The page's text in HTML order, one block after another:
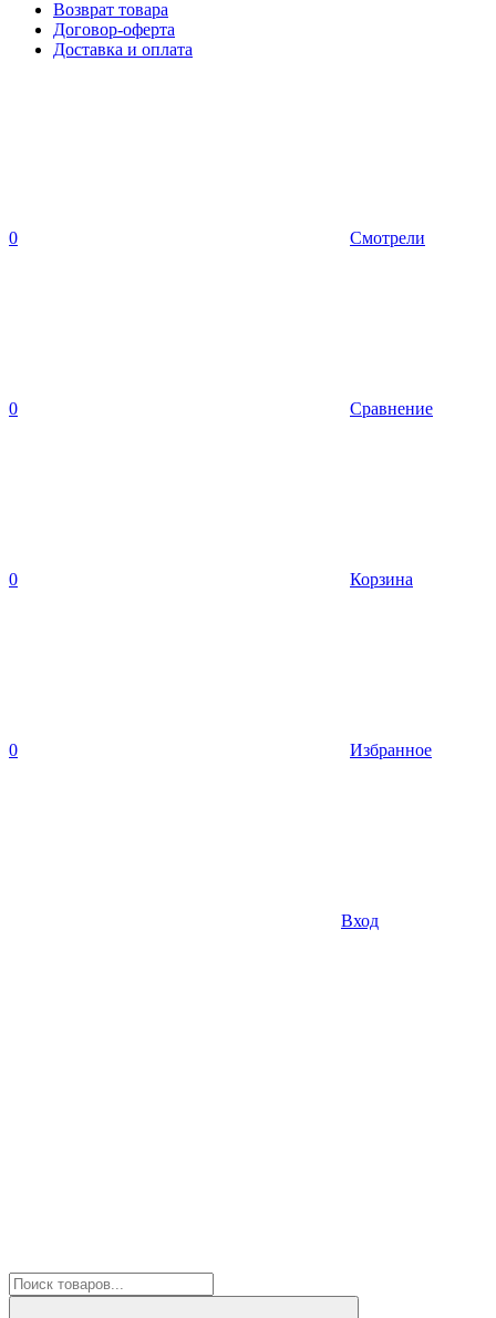
Возврат товара
Договор-оферта
Доставка и оплата
0 Смотрели
0 Сравнение
0 Корзина
0 Избранное
Вход